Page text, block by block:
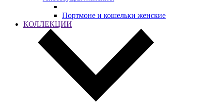
Портмоне и кошельки женские
КОЛЛЕКЦИИ